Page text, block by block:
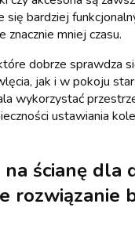
bardziej
znacznie mniej czasu.
dobrze sprawdza
jak i w pokoju
wykorzystać
ustawiania
ścianę dla
rozwiązanie